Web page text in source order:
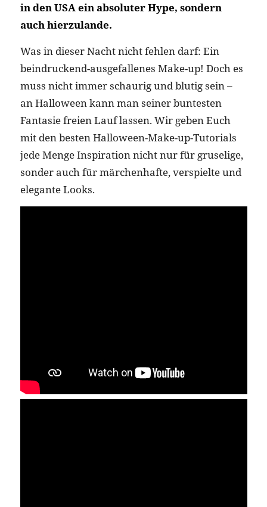
in den USA ein absoluter Hype, sondern
auch hierzulande.
Was in dieser Nacht nicht fehlen darf: Ein
beindruckend-ausgefallenes Make-up! Doch es
muss nicht immer schaurig und blutig sein –
an Halloween kann man seiner buntesten
Fantasie freien Lauf lassen. Wir geben Euch
mit den besten Halloween-Make-up-Tutorials
jede Menge Inspiration nicht nur für gruselige,
sonder auch für märchenhafte, verspielte und
elegante Looks.